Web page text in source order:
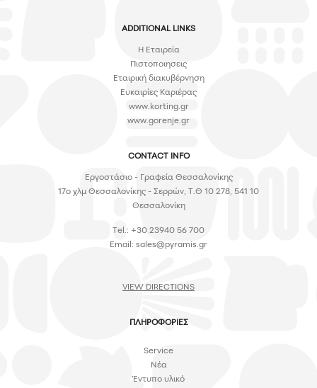
ADDITIONAL LINKS
H Εταιρεία
Πιστοποιησεις
Εταιρική διακυβέρνηση
Ευκαιρίες Καριέρας
www.korting.gr
www.gorenje.gr
CONTACT INFO
Εργοστάσιο - Γραφεία Θεσσαλονίκης
17ο χλμ Θεσσαλονίκης - Σερρών, Τ.Θ 10 278, 541 10
Θεσσαλονίκη
Tel.: +30 23940 56 700
Email: sales@pyramis.gr
VIEW DIRECTIONS
ΠΛΗΡΟΦΟΡΙΕΣ
Service
Νέα
Έντυπο υλικό